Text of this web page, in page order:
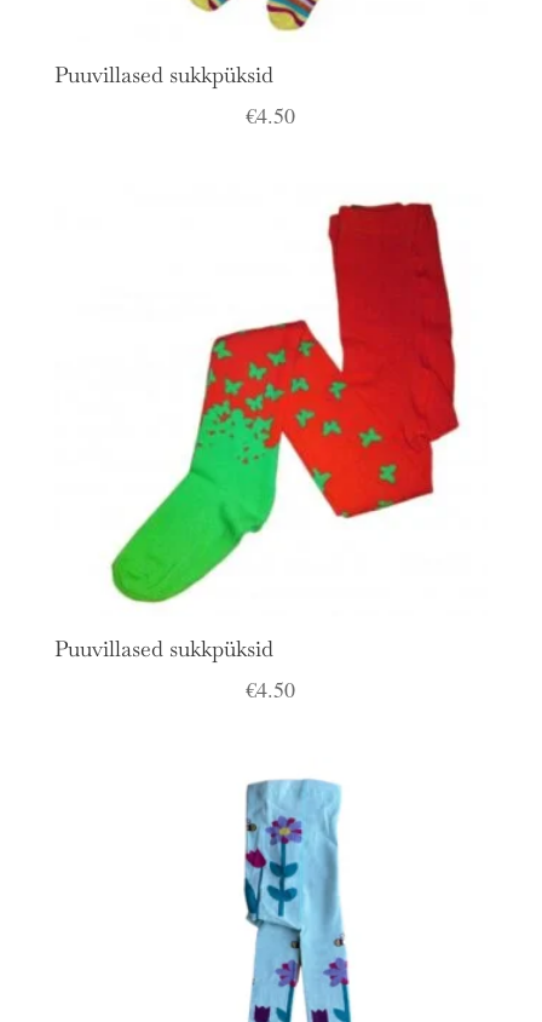
Puuvillased sukkpüksid
€4.50
Puuvillased sukkpüksid
€4.50